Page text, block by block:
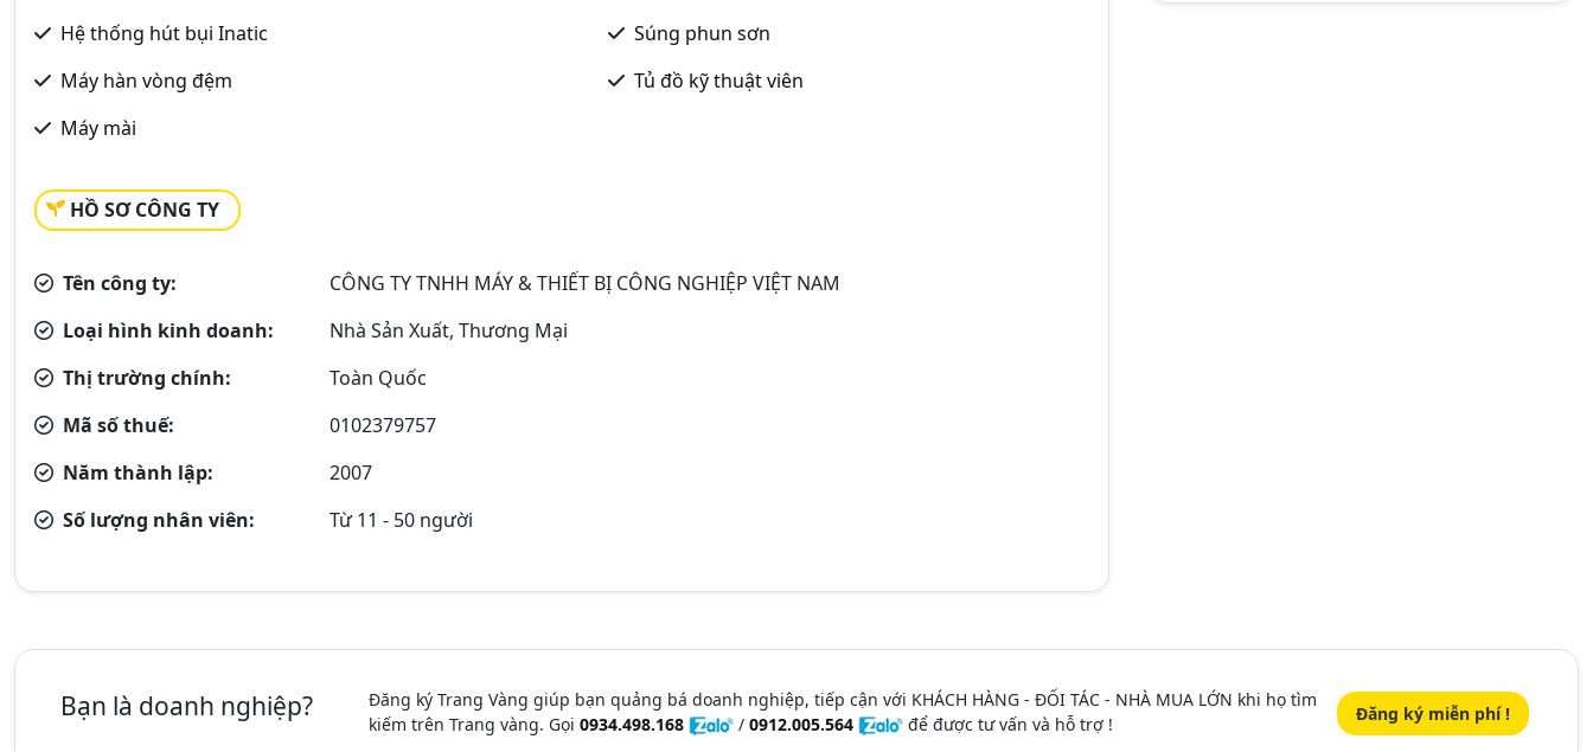
Hệ thống hút bụi Inatic
Máy hàn vòng đệm
Máy mài
Súng phun sơn
Tủ đồ kỹ thuật viên
HỒ SƠ CÔNG TY
Tên công ty:
CÔNG TY TNHH MÁY & THIẾT BỊ CÔNG NGHIỆP VIỆT NAM
Loại hình kinh doanh:
Nhà Sản Xuất, Thương Mại
Thị trường chính:
Toàn Quốc
Mã số thuế:
0102379757
Năm thành lập:
2007
Số lượng nhân viên:
Từ 11 - 50 người
Bạn là doanh nghiệp?
Đăng ký Trang Vàng giúp bạn quảng bá doanh nghiệp, tiếp cận với KHÁCH HÀNG - ĐỐI TÁC - NHÀ MUA LỚN khi họ tìm
kiếm trên Trang vàng. Gọi 0934.498.168 / 0912.005.564 để được tư vấn và hỗ trợ ! Đăng ký miễn phí !